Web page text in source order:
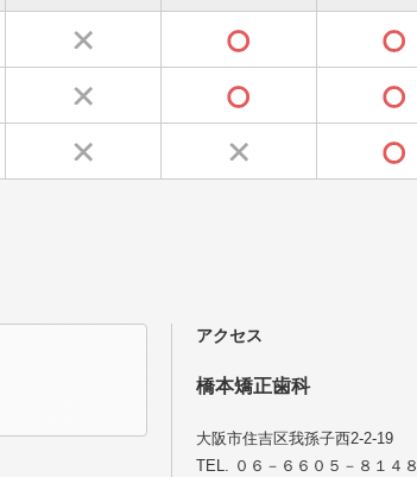
アクセス
橋本矯正歯科
大阪市住吉区我孫子西2-2-19
TEL. ０６－６６０５－８１４８